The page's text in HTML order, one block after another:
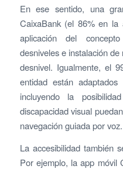
En ese sentido, una
CaixaBank (el 86% en la
aplicación del
desniveles e instalación
desnivel. Igualmente, el
entidad están
incluyendo la
discapacidad visual
navegación guiada por voz.
La accesibilidad también
Por ejemplo, la app móvil